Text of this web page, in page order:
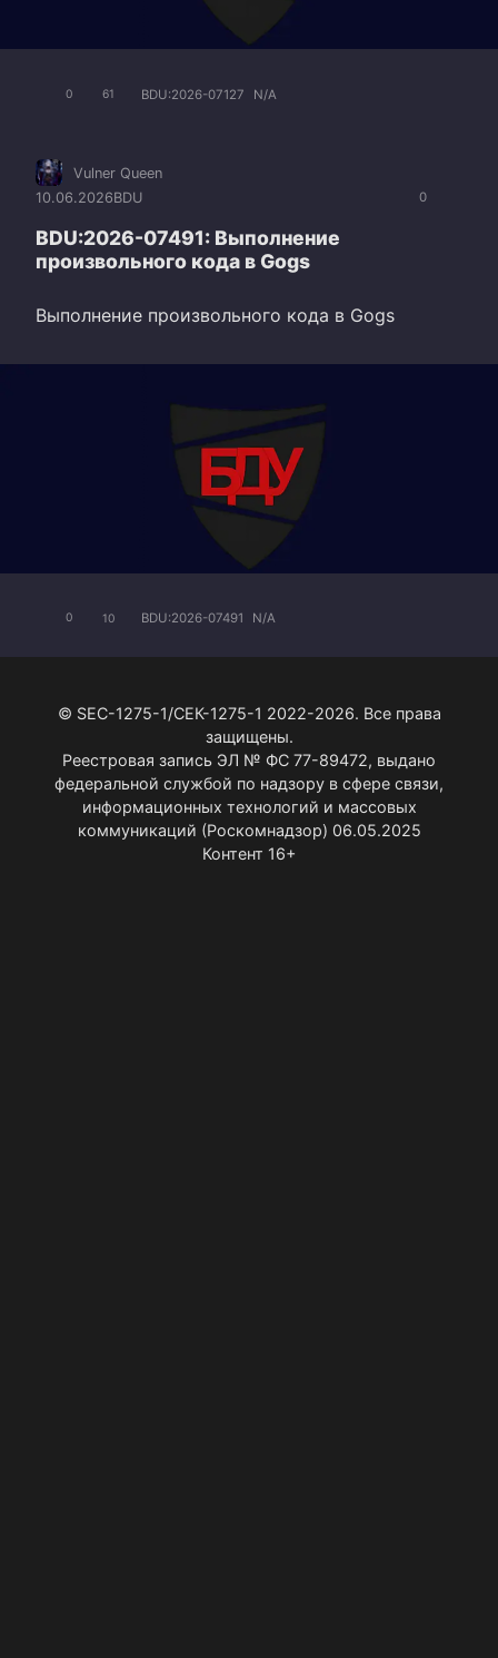
0 61 BDU:2026-07127 N/A
0
Vulner Queen
10.06.2026BDU
BDU:2026-07491: Выполнение
произвольного кода в Gogs
Выполнение произвольного кода в Gogs
0 10 BDU:2026-07491 N/A
© SEC-1275-1/СЕК-1275-1 2022-2026. Все права
защищены.
Реестровая запись ЭЛ № ФС 77-89472, выдано
федеральной службой по надзору в сфере связи,
информационных технологий и массовых
коммуникаций (Роскомнадзор) 06.05.2025
Контент 16+